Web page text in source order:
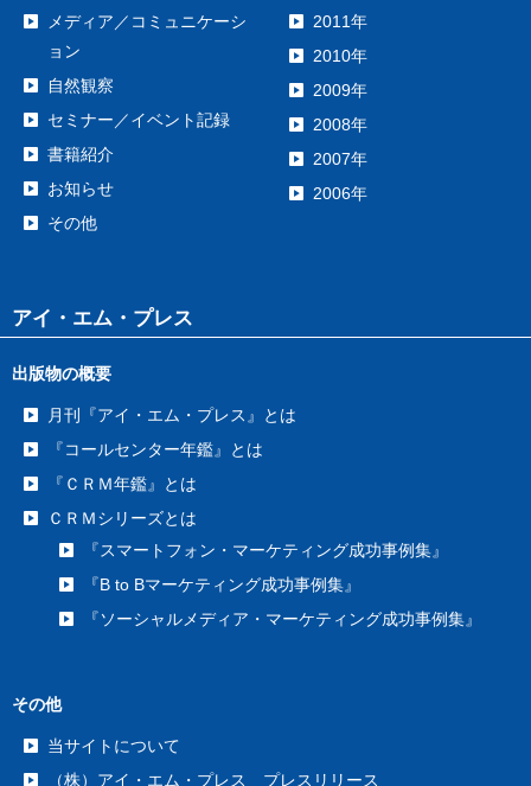
メディア／コミュニケーシ
ョン
自然観察
セミナー／イベント記録
書籍紹介
お知らせ
その他
2011年
2010年
2009年
2008年
2007年
2006年
アイ・エム・プレス
出版物の概要
月刊『アイ・エム・プレス』とは
『コールセンター年鑑』とは
『ＣＲＭ年鑑』とは
ＣＲＭシリーズとは
『スマートフォン・マーケティング成功事例集』
『B to Bマーケティング成功事例集』
『ソーシャルメディア・マーケティング成功事例集』
その他
当サイトについて
（株）アイ・エム・プレス プレスリリース